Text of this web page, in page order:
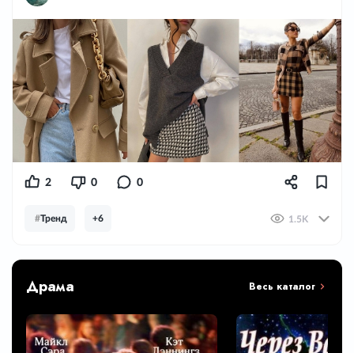
2 0 0
#Тренд +6 1.5K
Драма Весь каталог